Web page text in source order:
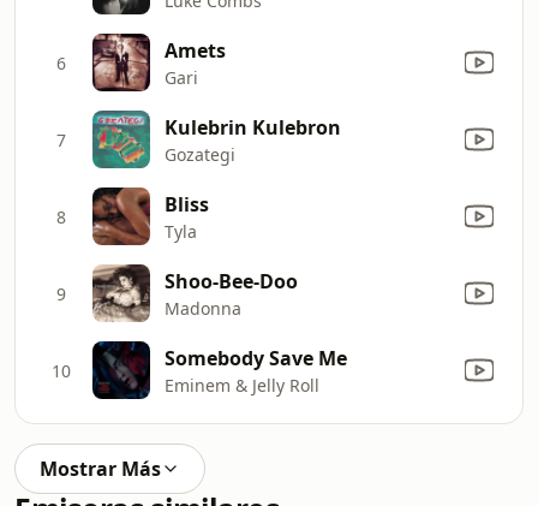
6 Amets
Gari
7 Kulebrin Kulebron
Gozategi
8 Bliss
Tyla
9 Shoo-Bee-Doo
Madonna
10 Somebody Save Me
Eminem & Jelly Roll
Mostrar Más